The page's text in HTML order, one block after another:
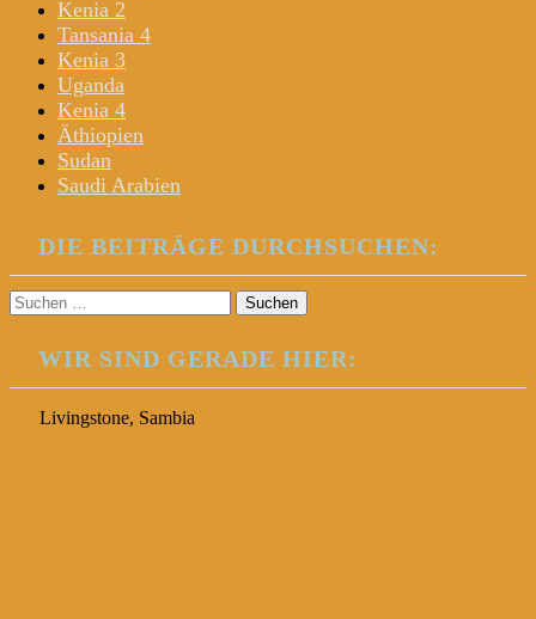
Kenia 2
Tansania 4
Kenia 3
Uganda
Kenia 4
Äthiopien
Sudan
Saudi Arabien
DIE BEITRÄGE DURCHSUCHEN:
Suchen
nach:
WIR SIND GERADE HIER:
Livingstone, Sambia